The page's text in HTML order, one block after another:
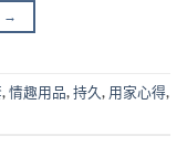
→
,情趣用品,持久, 用家心得,